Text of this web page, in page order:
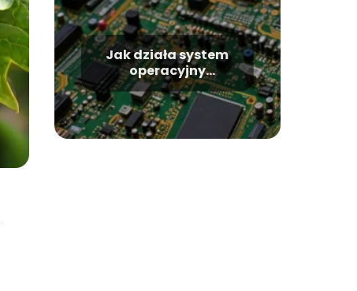
Jak działa system
operacyjny
komputera –
podstawowe
informacje